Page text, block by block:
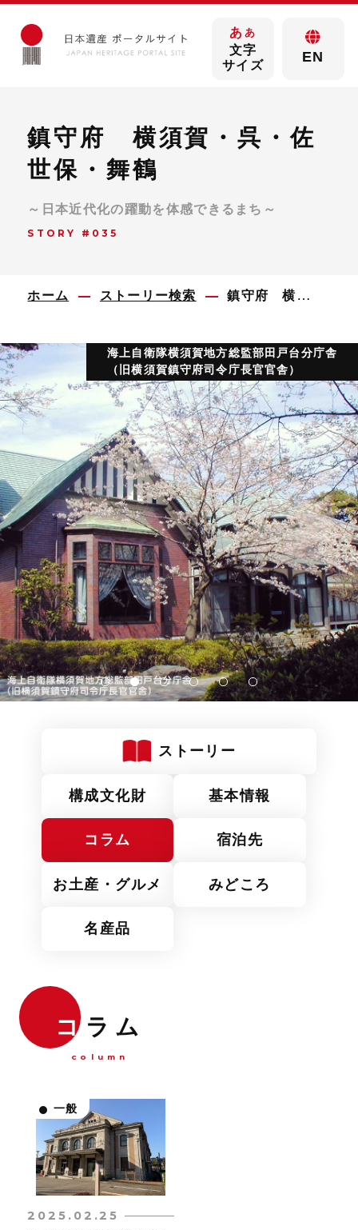
あ あ
文字
サイズ
EN
鎮守府 横須賀・呉・佐
世保・舞鶴
～日本近代化の躍動を体感できるまち～
STORY #035
ホーム ストーリー検索 鎮守府 横須賀・呉・佐世保・舞鶴
海上自衛隊横須賀地方総監部田戸台分庁舎
（旧横須賀鎮守府司令庁長官官舎）
ストーリー
構成文化財 基本情報
コラム 宿泊先
お土産・グルメ みどころ
名産品
コ ラム
column
一般
2025.02.25